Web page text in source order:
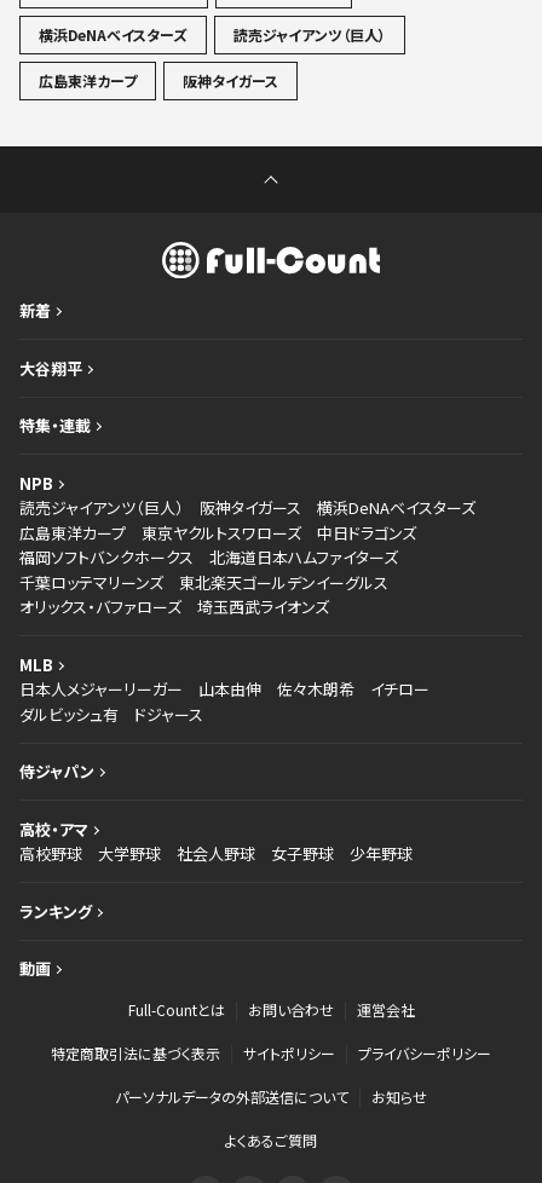
横浜DeNAベイスターズ 読売ジャイアンツ（巨人）
広島東洋カープ 阪神タイガース
新着
大谷翔平
特集・連載
NPB
読売ジャイアンツ（巨人）
阪神タイガース
横浜DeNAベイスターズ
広島東洋カープ
東京ヤクルトスワローズ
中日ドラゴンズ
福岡ソフトバンクホークス
北海道日本ハムファイターズ
千葉ロッテマリーンズ
東北楽天ゴールデンイーグルス
オリックス・バファローズ
埼玉西武ライオンズ
MLB
日本人メジャーリーガー
山本由伸 佐々木朗希
イチロー
ダルビッシュ有
ドジャース
侍ジャパン
高校・アマ
高校野球
大学野球 社会人野球 女子野球 少年野球
ランキング
動画
Full-Countとは お問い合わせ 運営会社
特定商取引法に基づく表示 サイトポリシー プライバシーポリシー
パーソナルデータの外部送信について お知らせ
よくあるご質問